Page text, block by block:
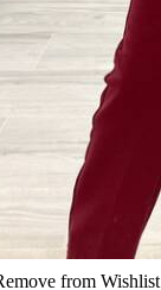
from Wishlist